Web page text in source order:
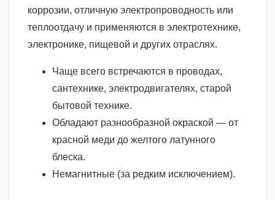
коррозии, отличную электропроводность или
теплоотдачу и применяются в электротехнике,
электронике, пищевой и других отраслях.
Чаще всего встречаются в проводах,
сантехнике, электродвигателях, старой
бытовой технике.
Обладают разнообразной окраской — от
красной меди до желтого латунного
блеска.
Немагнитные (за редким исключением).